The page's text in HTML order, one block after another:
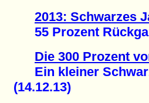
2013: Schwarzes
55 Prozent
Die 300 Prozent
Ein kleiner
(14.12.13)